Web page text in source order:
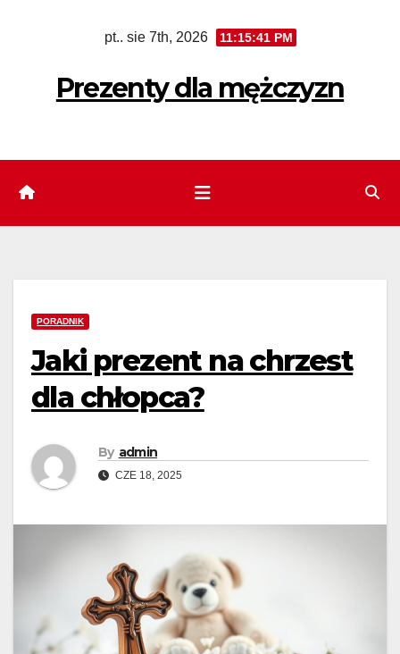
pt.. sie 7th, 2026 11:15:42 PM
Prezenty dla mężczyzn
PORADNIK
Jaki prezent na chrzest
dla chłopca?
By admin
CZE 18, 2025